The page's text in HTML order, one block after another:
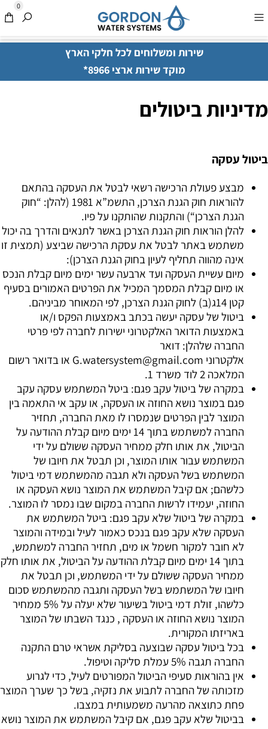
שירות ומשלוחים לכל חלקי הארץ
מוקד שירות ארצי 8966*
0
מדיניות ביטולים
ביטול עסקה
מבצע פעולת הרכישה רשאי לבטל את העסקה בהתאם
להוראות חוק הגנת הצרכן, התשמ”א 1981 (להלן: “חוק
הגנת הצרכן“) והתקנות שהותקנו על פיו.
להלן הוראות חוק הגנת הצרכן באשר לתנאים והדרך בה יכול
משתמש באתר לבטל את עסקת הרכישה שביצע (תמצית זו
אינה מהווה תחליף לעיון בחוק הגנת הצרכן):
מיום עשיית העסקה ועד ארבעה עשר ימים מיום קבלת הנכס
או מיום קבלת המסמך המכיל את הפרטים האמורים בסעיף
קטן 14ג(ב) לחוק הגנת הצרכן, לפי המאוחר מביניהם.
ביטול של עסקה יעשה בכתב באמצעות הפקס ו/או
באמצעות הדואר האלקטרוני ישירות לחברה לפי פרטי
החברה שלהלן: דואר
אלקטרוני G.watersystem@gmail.com או בדואר רשום
המלאכה 2 לוד משרד 1.
במקרה של ביטול עקב פגם: ביטל המשתמש עסקה עקב
פגם במוצר נושא החוזה או העסקה, או עקב אי התאמה בין
המוצר לבין הפרטים שנמסרו לו מאת החברה, תחזיר
החברה למשתמש בתוך 14 ימים מיום קבלת ההודעה על
הביטול, את אותו חלק ממחיר העסקה ששולם על ידי
המשתמש עבור אותו המוצר, וכן תבטל את חיובו של
המשתמש בשל העסקה ולא תגבה מהמשתמש דמי ביטול
כלשהם; אם קיבל המשתמש את המוצר נושא העסקה או
החוזה, יעמידו לרשות החברה במקום שבו נמסר לו המוצר.
במקרה של ביטול שלא עקב פגם: ביטל המשתמש את
העסקה שלא עקב פגם בנכס כאמור לעיל ובמידה והמוצר
לא חובר למקור חשמל או מים, תחזיר החברה למשתמש,
בתוך 14 ימים מיום קבלת ההודעה על הביטול, את אותו חלק
ממחיר העסקה ששולם על ידי המשתמש, וכן תבטל את
חיובו של המשתמש בשל העסקה ותגבה מהמשתמש סכום
כלשהו, זולת דמי ביטול בשיעור שלא יעלה על 5% ממחיר
המוצר נושא החוזה או העסקה , כנגד השבתו של המוצר
באריזתו המקורית.
בכל ביטול עסקה שבוצעה בסליקת אשראי טרם התקנה
החברה תגבה 5% עמלת סליקה וטיפול.
אין בהוראות סעיפי הביטול המפורטים לעיל, כדי לגרוע
מזכותה של החברה לתבוע את נזקיה, בשל כך שערך המוצר
פחת כתוצאה מהרעה משמעותית במצבו.
בביטול שלא עקב פגם, אם קיבל המשתמש את המוצר נושא